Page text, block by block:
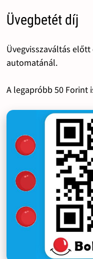
Üvegbetét díj
Üvegvisszaváltás
automatánál.
A legapróbb 50 Forint